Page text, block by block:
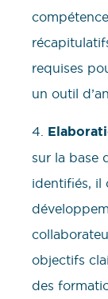
requises
un outil
4.
sur la base
identifiés, il
objectifs
des